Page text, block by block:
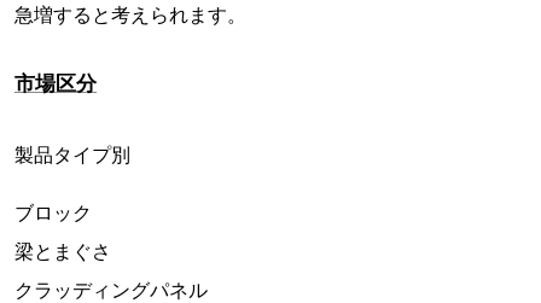
急増すると考えられます。
市場区分
製品タイプ別
ブロック
梁とまぐさ
クラッディングパネル